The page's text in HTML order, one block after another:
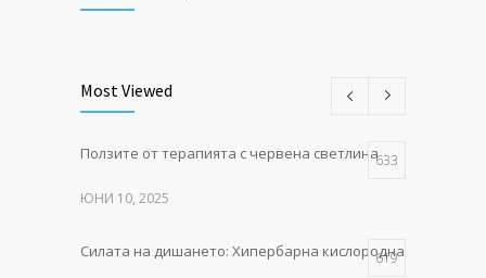
Most Viewed
Ползите от терапията с червена светлина633
ЮНИ 10, 2025
Силата на дишането: Хипербарна кислородна терапия в
619